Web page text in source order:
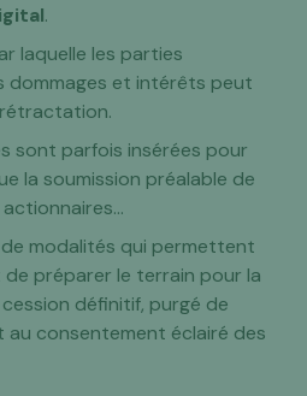
.
laquelle les parties
dommages et intérêts peut
sont parfois insérées pour
la soumission préalable de
modalités qui permettent
préparer le terrain pour la
définitif, purgé de
consentement éclairé des